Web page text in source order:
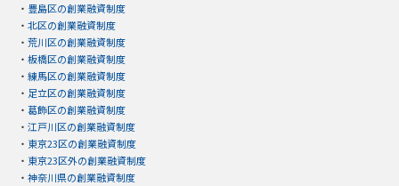
・ 豊島区の創業融資制度
・ 北区の創業融資制度
・ 荒川区の創業融資制度
・ 板橋区の創業融資制度
・ 練馬区の創業融資制度
・ 足立区の創業融資制度
・ 葛飾区の創業融資制度
・ 江戸川区の創業融資制度
・ 東京23区の創業融資制度
・ 東京23区外の創業融資制度
・ 神奈川県の創業融資制度